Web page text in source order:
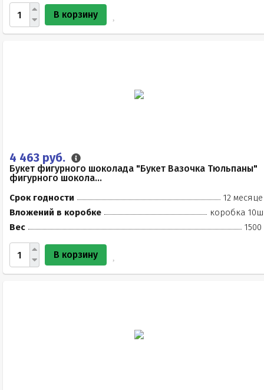
В корзину
4 463 руб.
Букет фигурного шоколада "Букет Вазочка Тюльпаны"
фигурного шокола...
Срок годности
12
Вложений в коробке
коробка
Вес
1500
В корзину